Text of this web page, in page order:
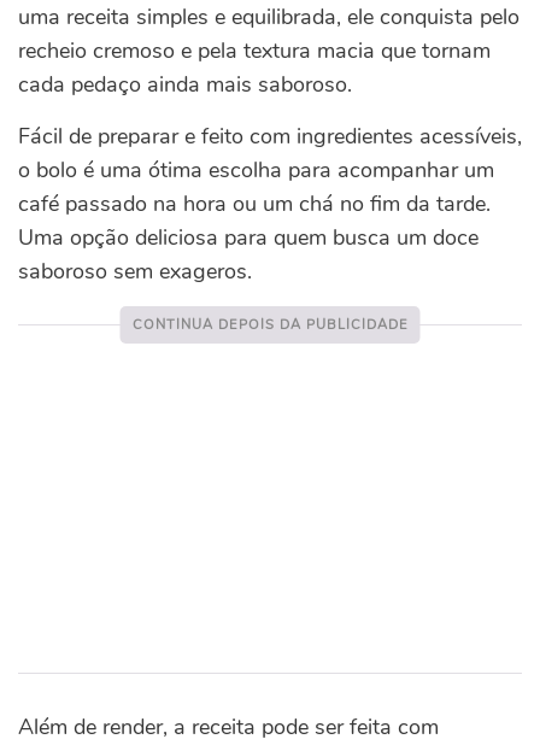
uma receita simples e equilibrada, ele conquista pelo
recheio cremoso e pela textura macia que tornam
cada pedaço ainda mais saboroso.
Fácil de preparar e feito com ingredientes acessíveis,
o bolo é uma ótima escolha para acompanhar um
café passado na hora ou um chá no fim da tarde.
Uma opção deliciosa para quem busca um doce
saboroso sem exageros.
Além de render, a receita pode ser feita com